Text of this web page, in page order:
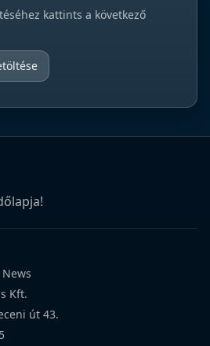
kattints a következő
Kft.
út 43.